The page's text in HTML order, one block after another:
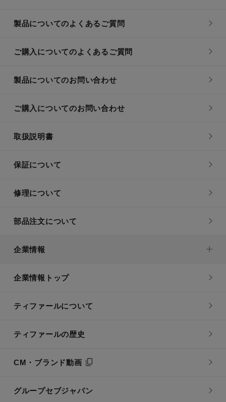
製品についてのよくあるご質問
ご購入についてのよくあるご質問
製品についてのお問い合わせ
ご購入についてのお問い合わせ
取扱説明書
保証について
修理について
部品注文について
企業情報
企業情報トップ
ティファールについて
ティファールの歴史
CM・ブランド動画
グループセブジャパン